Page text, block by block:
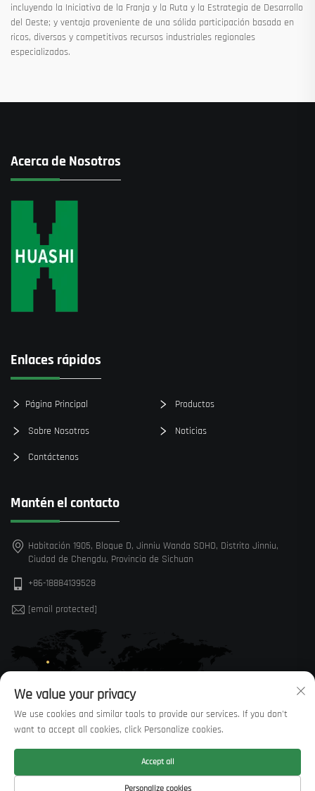
incluyendo la Iniciativa de la Franja y la Ruta y la Estrategia de Desarrollo
del Oeste; y ventaja proveniente de una sólida participación basada en
ricos, diversos y competitivos recursos industriales regionales
especializados.
Acerca de Nosotros
Enlaces rápidos
Página Principal Productos
Sobre Nosotros Noticias
Contáctenos
Mantén el contacto
Habitación 1905, Bloque D, Jinniu Wanda SOHO, Distrito Jinniu,
Ciudad de Chengdu, Provincia de Sichuan
+86-18884139528
[email protected]
Derechos de autor © Sichuan Huaxi Trading Co., LTD —Política de
We value your privacy
We use cookies and similar tools to provide our services. If you don't
want to accept all cookies, click Personalize cookies.
Personalize cookies
Accept all